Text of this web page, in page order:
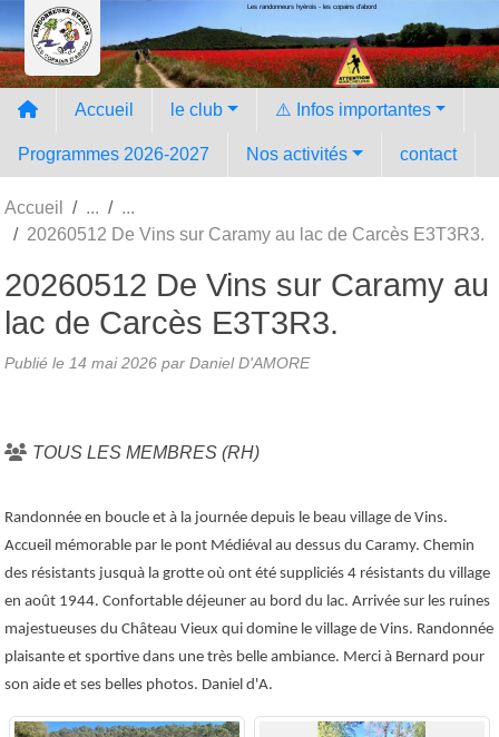
Les randonneurs hyèrois - les copains d'abord
Accueil le club ⚠️ Infos importantes
Programmes 2026-2027 Nos activités contact
Accueil
20260512 De Vins sur Caramy au lac de Carcès E3T3R3.
20260512 De Vins sur Caramy au
lac de Carcès E3T3R3.
Publié le 14 mai 2026 par Daniel D'AMORE
TOUS LES MEMBRES (RH)
Randonnée en boucle et à la journée depuis le beau village de Vins.
Accueil mémorable par le pont Médiéval au dessus du Caramy. Chemin
des résistants jusquà la grotte où ont été suppliciés 4 résistants du village
en août 1944. Confortable déjeuner au bord du lac. Arrivée sur les ruines
majestueuses du Château Vieux qui domine le village de Vins. Randonnée
plaisante et sportive dans une très belle ambiance. Merci à Bernard pour
son aide et ses belles photos. Daniel d'A.
Panneau de gestion des cookies